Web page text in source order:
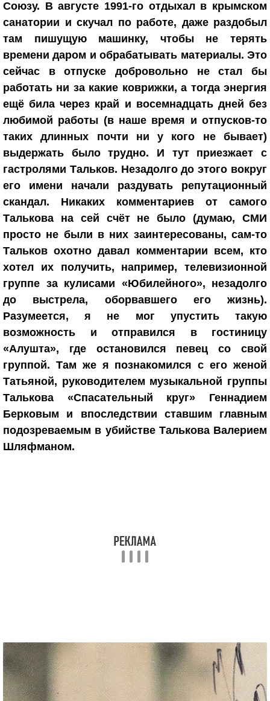
Союзу. В августе 1991-го отдыхал в крымском
санатории и скучал по работе, даже раздобыл
там пишущую машинку, чтобы не терять
времени даром и обрабатывать материалы. Это
сейчас в отпуске добровольно не стал бы
работать ни за какие коврижки, а тогда энергия
ещё била через край и восемнадцать дней без
любимой работы (в наше время и отпусков-то
таких длинных почти ни у кого не бывает)
выдержать было трудно. И тут приезжает с
гастролями Тальков. Незадолго до этого вокруг
его имени начали раздувать репутационный
скандал. Никаких комментариев от самого
Талькова на сей счёт не было (думаю, СМИ
просто не были в них заинтересованы, сам-то
Тальков охотно давал комментарии всем, кто
хотел их получить, например, телевизионной
группе за кулисами «Юбилейного», незадолго
до выстрела, оборвавшего его жизнь).
Разумеется, я не мог упустить такую
возможность и отправился в гостиницу
«Алушта», где остановился певец со свой
группой. Там же я познакомился с его женой
Татьяной, руководителем музыкальной группы
Талькова «Спасательный круг» Геннадием
Берковым и впоследствии ставшим главным
подозреваемым в убийстве Талькова Валерием
Шляфманом.